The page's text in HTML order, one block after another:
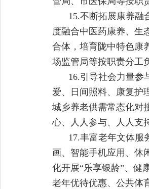
15.不断拓展康养融
度融合中医药康养、生
合体，培育陇中特色康
场监管局等按职责分工
16.引导社会力量参
爱、日间照料、康复护
城乡养老供需常态化对
心、人人参与、人人支
17.丰富老年文体服
画、智能手机应用、休
化开展“乐享银龄”、健
老年优待优惠、公共体